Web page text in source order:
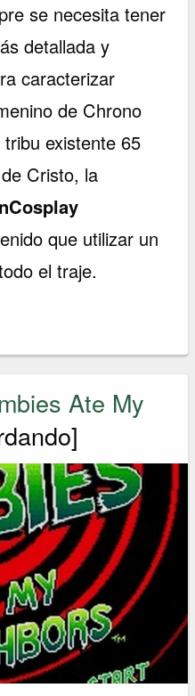
se necesita tener
detallada y
caracterizar
de Chrono
existente 65
Cristo, la
que utilizar un
el traje.
Ate My